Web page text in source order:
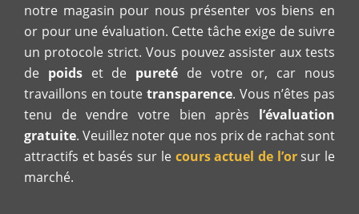
notre magasin pour nous présenter vos biens en
or pour une évaluation. Cette tâche exige de suivre
un protocole strict. Vous pouvez assister aux tests
de poids et de pureté de votre or, car nous
travaillons en toute transparence. Vous n’êtes pas
tenu de vendre votre bien après l’évaluation
gratuite. Veuillez noter que nos prix de rachat sont
attractifs et basés sur le cours actuel de l’orsur le
marché.